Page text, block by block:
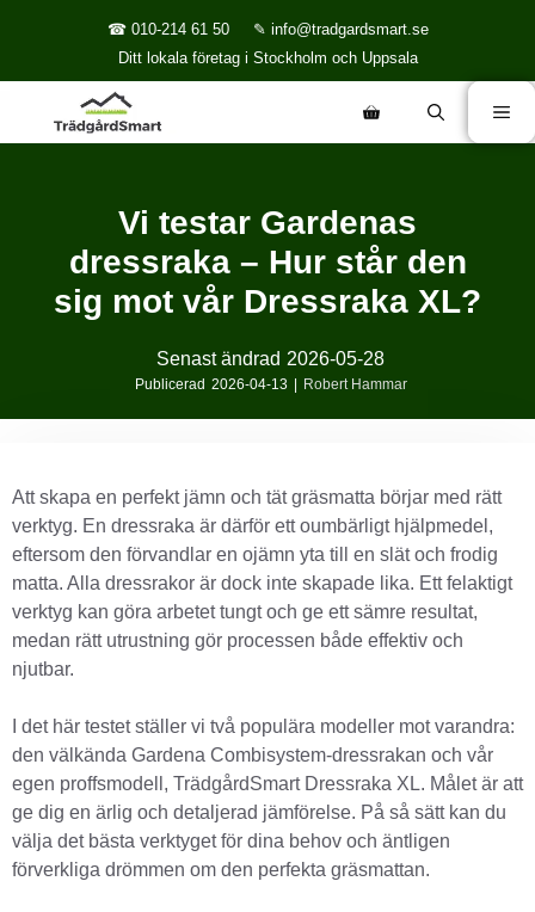
☎ 010-214 61 50
✎ info@tradgardsmart.se
Ditt lokala företag i Stockholm och Uppsala
Vi testar Gardenas
dressraka – Hur står den
sig mot vår Dressraka XL?
Senast ändrad 2026-05-28
Publicerad 2026-04-13 Robert Hammar
Att skapa en perfekt jämn och tät gräsmatta börjar med rätt
verktyg. En dressraka är därför ett oumbärligt hjälpmedel,
eftersom den förvandlar en ojämn yta till en slät och frodig
matta. Alla dressrakor är dock inte skapade lika. Ett felaktigt
verktyg kan göra arbetet tungt och ge ett sämre resultat,
medan rätt utrustning gör processen både effektiv och
njutbar.
I det här testet ställer vi två populära modeller mot varandra:
den välkända Gardena Combisystem-dressrakan och vår
egen proffsmodell, TrädgårdSmart Dressraka XL. Målet är att
ge dig en ärlig och detaljerad jämförelse. På så sätt kan du
välja det bästa verktyget för dina behov och äntligen
förverkliga drömmen om den perfekta gräsmattan.